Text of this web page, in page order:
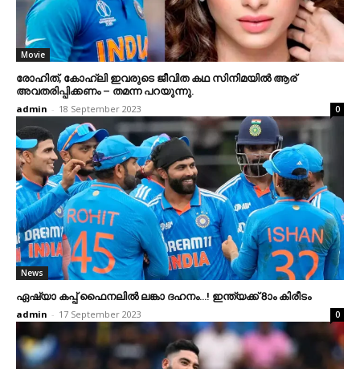
Movie
രോഹിത്, കോഹ്ലി ഇവരുടെ ജീവിത കഥ സിനിമയില്‍ ആര്
അവതരിപ്പിക്കണം – തമന്ന പറയുന്നു.
admin - 18 September 2023 0
News
ഏഷ്യാ കപ്പ് ഫൈനലില്‍ ലങ്കാ ദഹനം…! ഇന്ത്യക്ക് 8ാം കിരീടം
admin - 17 September 2023 0